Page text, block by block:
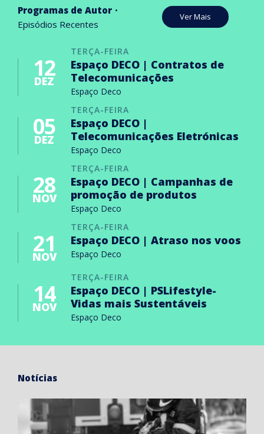
Programas de Autor
Episódios Recentes
Ver Mais
TERÇA-FEIRA
12
DEZ
Espaço DECO | Contratos de
Telecomunicações
Espaço Deco
TERÇA-FEIRA
05
DEZ
Espaço DECO |
Telecomunicações Eletrónicas
Espaço Deco
TERÇA-FEIRA
28
NOV
Espaço DECO | Campanhas de
promoção de produtos
Espaço Deco
TERÇA-FEIRA
21
NOV
Espaço DECO | Atraso nos voos
Espaço Deco
TERÇA-FEIRA
14
NOV
Espaço DECO | PSLifestyle-
Vidas mais Sustentáveis
Espaço Deco
Notícias